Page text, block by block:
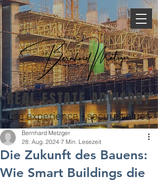
use experience - secure values
REAL ESTATE ADVISORY
Die Zukunft des Bauens:
Wie Smart Buildings die
Bernhard Metzger
28. Aug. 2024 7 Min. Lesezeit